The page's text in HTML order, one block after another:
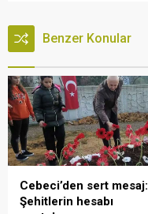
Benzer Konular
Cebeci’den sert mesaj:
Şehitlerin hesabı